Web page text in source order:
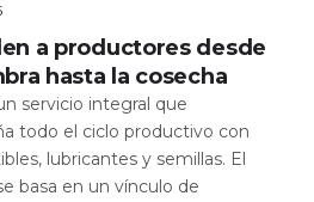
a productores desde
hasta la cosecha
servicio integral que
todo el ciclo productivo con
lubricantes y semillas. El
basa en un vínculo de